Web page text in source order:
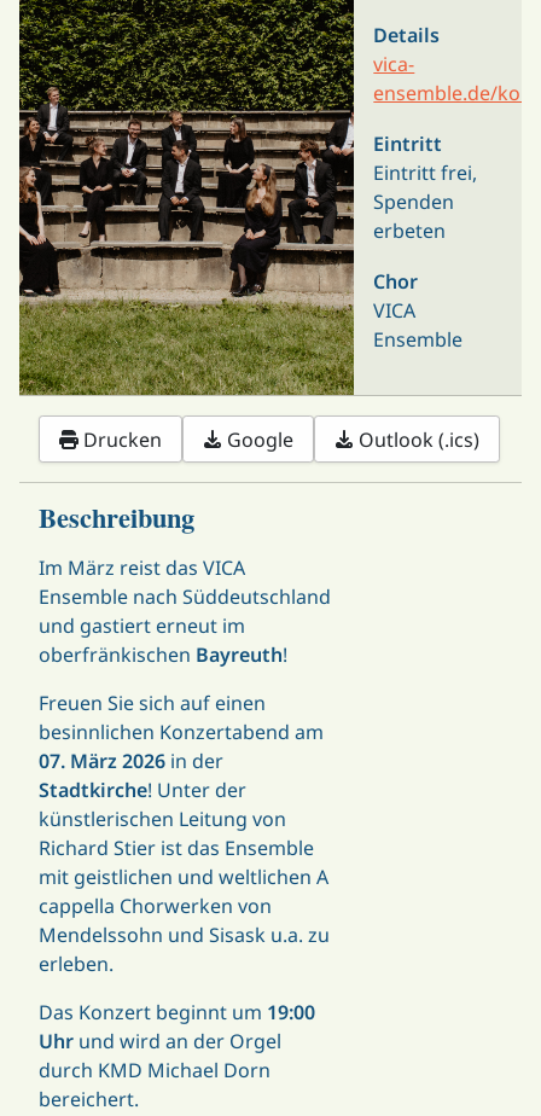
Details
vica-
ensemble.de/
Eintritt
Eintritt frei,
Spenden
erbeten
Chor
VICA
Ensemble
Drucken Google Outlook (.ics)
Beschreibung
Im März reist das VICA
Ensemble nach Süddeutschland
und gastiert erneut im
oberfränkischen Bayreuth!
Freuen Sie sich auf einen
besinnlichen Konzertabend am
07. März 2026 in der
Stadtkirche! Unter der
künstlerischen Leitung von
Richard Stier ist das Ensemble
mit geistlichen und weltlichen A
cappella Chorwerken von
Mendelssohn und Sisask u.a. zu
erleben.
Das Konzert beginnt um 19:00
Uhr und wird an der Orgel
durch KMD Michael Dorn
bereichert.